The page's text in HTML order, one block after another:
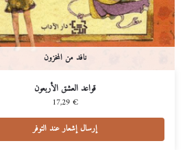
نافد من المخزون
قواعد العشق الأربعون
17,29€
إرسال إشعار عند التوفر